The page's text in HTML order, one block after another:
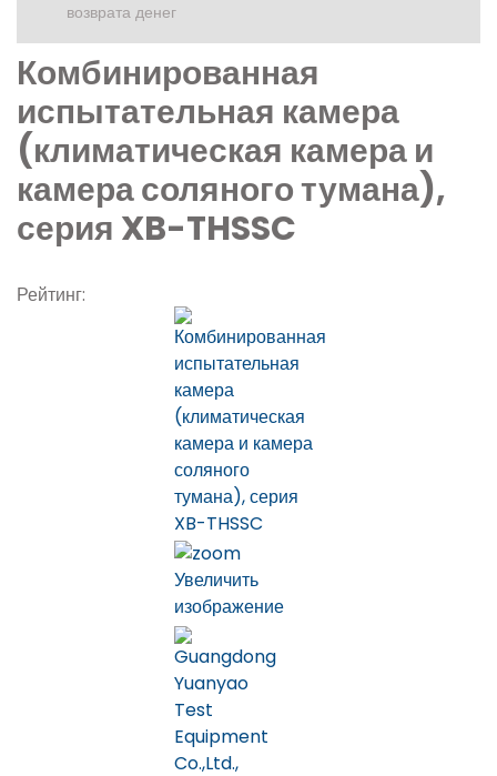
возврата денег
Комбинированная
испытательная камера
(климатическая камера и
камера соляного тумана),
серия XB-THSSC
Рейтинг:
Увеличить
изображение